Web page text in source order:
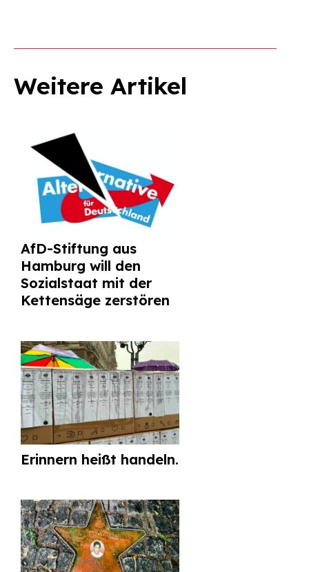
Weitere Artikel
AfD-Stiftung aus
Hamburg will den
Sozialstaat mit der
Kettensäge zerstören
Erinnern heißt handeln.